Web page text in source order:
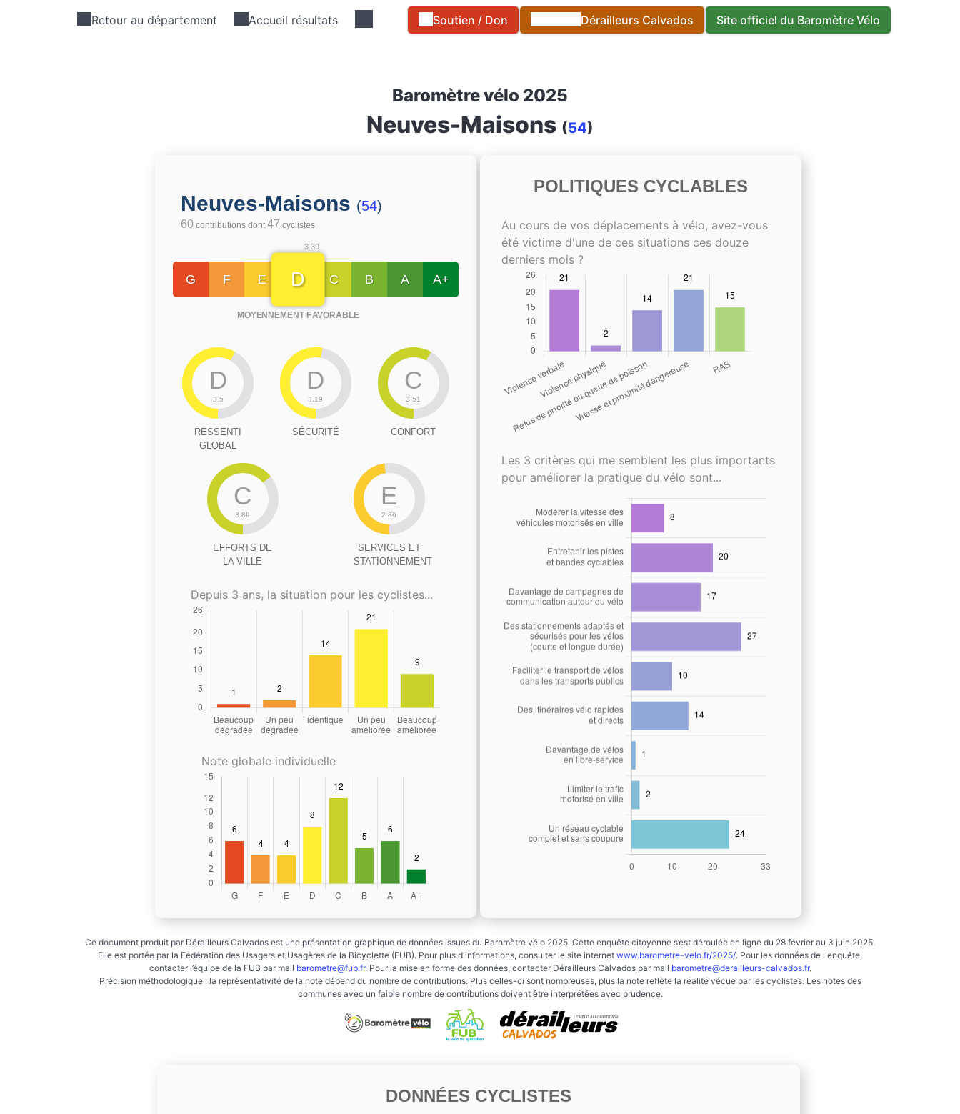
Retour au département Accueil résultats Soutien / Don Dérailleurs Calvados Site officiel du Baromètre Vélo
Baromètre vélo 2025
Neuves-Maisons (54)
Neuves-Maisons (54)
60 contributions dont47 cyclistes
G F E
3.39
D
MOYENNEMENT FAVORABLE
C B A A+
D
3.5
RESSENTI
GLOBAL
D
3.19
SÉCURITÉ
C
3.51
CONFORT
C
3.89
EFFORTS DE
LA VILLE
E
2.86
SERVICES ET
STATIONNEMENT
Depuis 3 ans, la situation pour les cyclistes...
Note globale individuelle
POLITIQUES CYCLABLES
Au cours de vos déplacements à vélo, avez-vous
été victime d'une de ces situations ces douze
derniers mois ?
Les 3 critères qui me semblent les plus importants
pour améliorer la pratique du vélo sont...
Ce document produit par Dérailleurs Calvados est une présentation graphique de données issues du Baromètre vélo 2025. Cette enquête citoyenne s’est déroulée en ligne du 28 février au 3 juin 2025.
Elle est portée par la Fédération des Usagers et Usagères de la Bicyclette (FUB). Pour plus d'informations, consulter le site internet www.barometre-velo.fr/2025/. Pour les données de l'enquête,
contacter l’équipe de la FUB par mail barometre@fub.fr. Pour la mise en forme des données, contacter Dérailleurs Calvados par mail barometre@derailleurs-calvados.fr.
Précision méthodologique : la représentativité de la note dépend du nombre de contributions. Plus celles-ci sont nombreuses, plus la note reflète la réalité vécue par les cyclistes. Les notes des
communes avec un faible nombre de contributions doivent être interprétées avec prudence.
DONNÉES CYCLISTES